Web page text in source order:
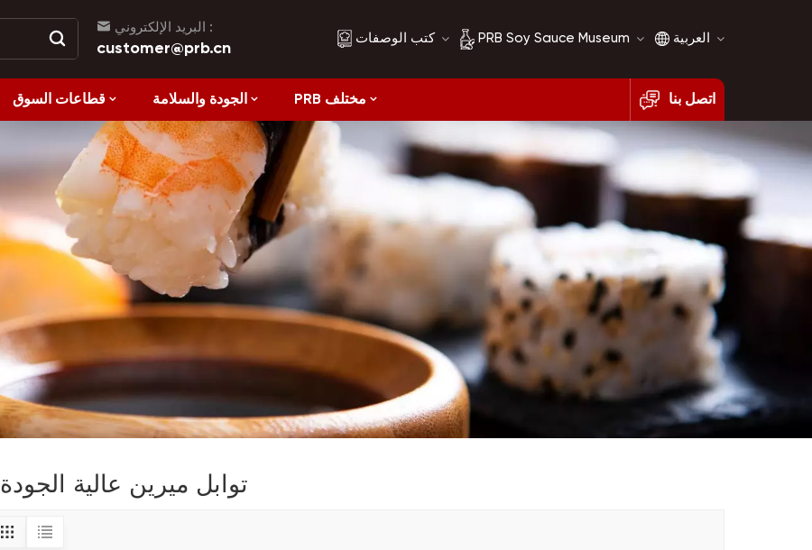
البريد الإلكتروني :
customer@prb.cn كتب الوصفات
الوصفات
الأكل الصحي
PRB Soy Sauce Museum
تاريخ صلصة الصويا
مقارنة صلصة الصويا
العربية
English
français
العربية
قطاعات السوق الجودة والسلامة PRB مختلف اتصل بنا
توابل ميرين عالية الجودة